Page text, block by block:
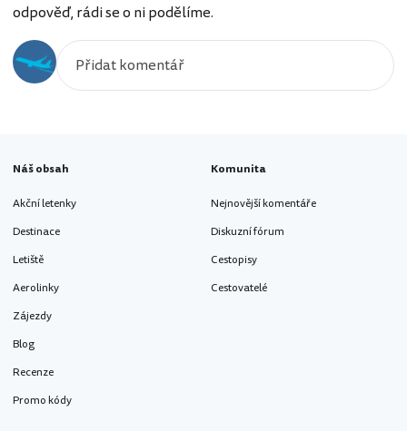
odpověď, rádi se o ni podělíme.
Náš obsah
Akční letenky
Destinace
Letiště
Aerolinky
Zájezdy
Blog
Recenze
Promo kódy
Komunita
Nejnovější komentáře
Diskuzní fórum
Cestopisy
Cestovatelé